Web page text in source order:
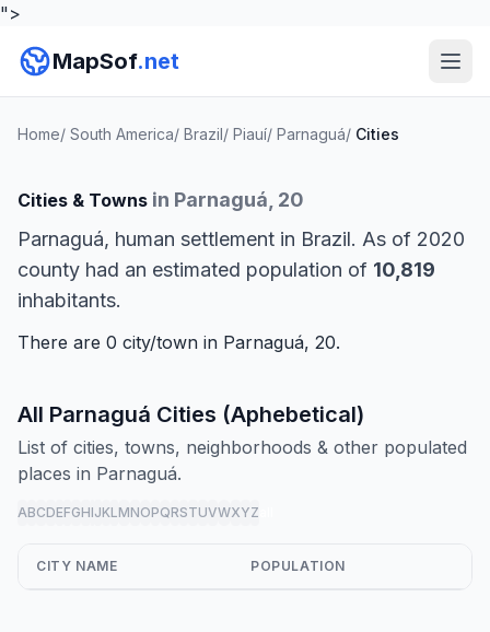
">
MapSof.net
Home/ South America/ Brazil/ Piauí/ Parnaguá/ Cities
Cities & Towns in Parnaguá, 20
Parnaguá, human settlement in Brazil. As of 2020
county had an estimated population of 10,819
inhabitants.
There are 0 city/town in Parnaguá, 20.
All Parnaguá Cities (Aphebetical)
List of cities, towns, neighborhoods & other populated
places in Parnaguá.
ABCDEFGHIJKLMNOPQRSTUVWXYZ
CITY NAME POPULATION